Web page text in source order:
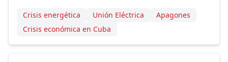
Crisis energética Unión Eléctrica
Apagones
Crisis económica en Cuba